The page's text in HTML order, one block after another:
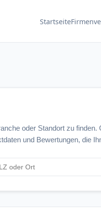
Startseite
oder Standort zu
und Bewertungen, die